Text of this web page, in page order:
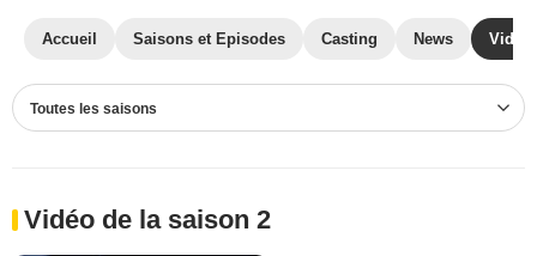
Accueil Saisons et Episodes Casting News
Toutes les saisons
Vidéo de la saison 2